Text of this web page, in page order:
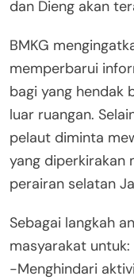
dan Dieng akan
BMKG
memperbarui
bagi yang hendak
luar ruangan.
pelaut diminta
yang diperkirakan
perairan selatan
Sebagai langkah
masyarakat untuk:
-Menghindari